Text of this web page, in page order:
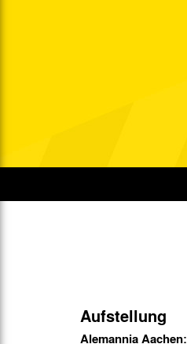
Aufstellung
Alemannia Aachen: